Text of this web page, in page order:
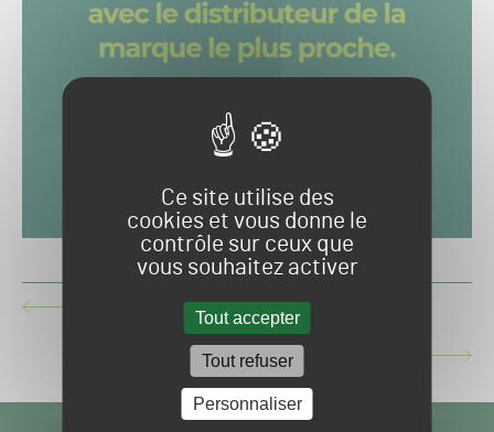
Ce site utilise des
cookies et vous donne le
contrôle sur ceux que
vous souhaitez activer
Tout accepter
Tout refuser
Personnaliser
ARTICLE
HARO SUR LES GREENS EN CHINE
ARTICLE
SUIVANT :
HIPPODROMES EN FIN DE COURSE